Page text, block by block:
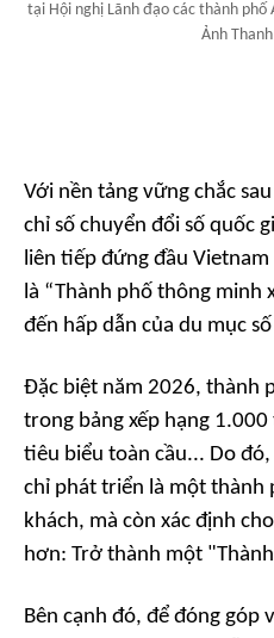
tại Hội nghị Lãnh đạo các thành phố
Ảnh
Với nền tảng vững chắc
chỉ số chuyển đổi số quốc
liên tiếp đứng đầu Vietnam
là “Thành phố thông minh
đến hấp dẫn của du mục
Đặc biệt năm 2026, thành
trong bảng xếp hạng
tiêu biểu toàn cầu... Do
chỉ phát triển là một thành
khách, mà còn xác định
hơn: Trở thành một
Bên cạnh đó, để đóng